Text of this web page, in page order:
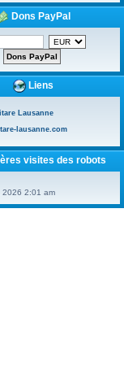
Dons PayPal
Liens
Lausanne
lausanne.com
visites des robots
2026 2:01 am